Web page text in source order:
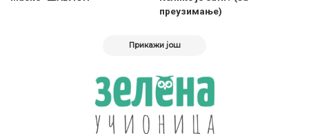
преузимање)
Прикажи још